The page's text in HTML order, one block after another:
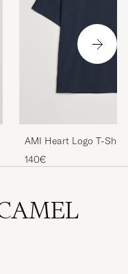
AMI Heart Logo T-Shirt
140€